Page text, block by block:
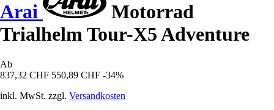
Arai
Motorrad
Trialhelm Tour-X5 Adventure
Ab
837,32 CHF 550,89 CHF -34%
inkl. MwSt. zzgl. Versandkosten